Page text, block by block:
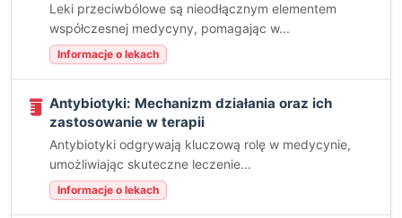
Leki przeciwbólowe są nieodłącznym elementem
współczesnej medycyny, pomagając w...
Informacje o lekach
Antybiotyki: Mechanizm działania oraz ich
zastosowanie w terapii
Antybiotyki odgrywają kluczową rolę w medycynie,
umożliwiając skuteczne leczenie...
Informacje o lekach